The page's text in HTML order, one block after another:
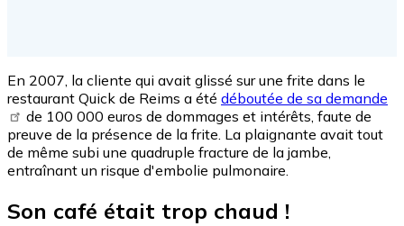
En 2007, la cliente qui avait glissé sur une frite dans le
restaurant Quick de Reims a été déboutée de sa demande
de 100 000 euros de dommages et intérêts, faute de
preuve de la présence de la frite. La plaignante avait tout
de même subi une quadruple fracture de la jambe,
entraînant un risque d'embolie pulmonaire.
Son café était trop chaud !